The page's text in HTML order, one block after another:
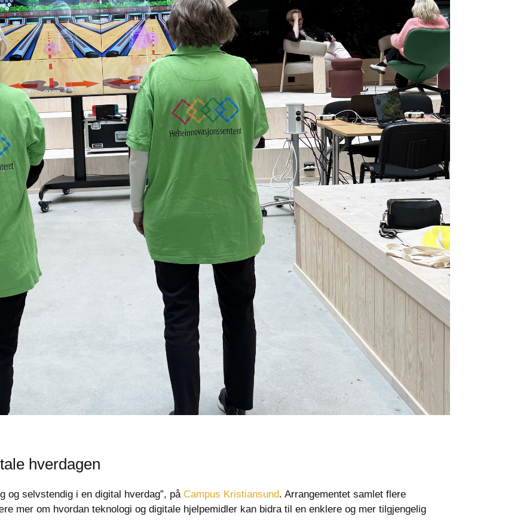
hverdagen
og selvstendig i en digital hverdag”, på Campus Kristiansund. Arrangementet samlet flere
mer om hvordan teknologi og digitale hjelpemidler kan bidra til en enklere og mer tilgjengelig